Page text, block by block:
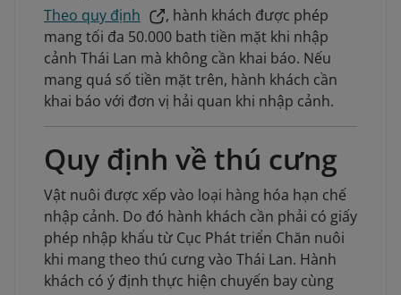
Theo quy định
, hành khách được phép
mang tối đa 50.000 bath tiền mặt khi nhập
cảnh Thái Lan mà không cần khai báo. Nếu
mang quá số tiền mặt trên, hành khách cần
khai báo với đơn vị hải quan khi nhập cảnh.
Quy định về thú cưng
Vật nuôi được xếp vào loại hàng hóa hạn chế
nhập cảnh. Do đó hành khách cần phải có giấy
phép nhập khẩu từ Cục Phát triển Chăn nuôi
khi mang theo thú cưng vào Thái Lan. Hành
khách có ý định thực hiện chuyến bay cùng